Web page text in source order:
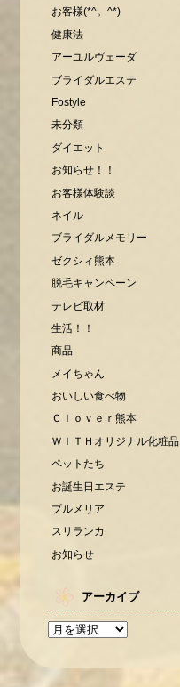
お客様(*^。^*)
健康法
アーユルヴェーダ
ブライダルエステ
Fostyle
未分類
ダイエット
お知らせ！！
お客様体験談
ネイル
ブライダルメモリー
ゼクシィ熊本
脱毛キャンペーン
テレビ取材
生活！！
商品
メイちゃん
おいしい食べ物
Ｃｌｏｖｅｒ熊本
ＷＩＴＨオリジナル化粧品
ペットたち
お誕生日エステ
プルメリア
スリランカ
お知らせ
アーカイブ